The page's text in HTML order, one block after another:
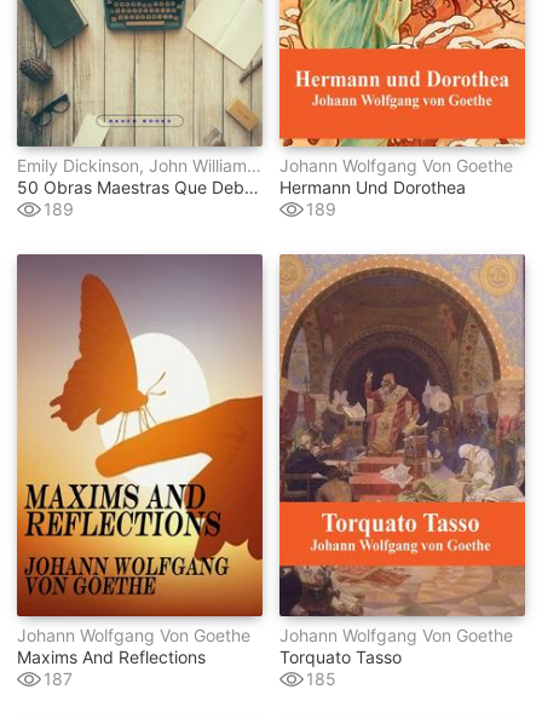
Emily Dickinson, John William Polidori, Gaston Leroux, Federico García Lorca, Stefan Zweig, E.t.a. Hoffmann, Lyman Frank Baum, Wilkie Collins, Julio Verne, Antoine De Saint-Exupéry, Marco Polo, Benito Pérez Galdós, Publio Virgilio Marón, Francis Scott Fitzgerald, Mark Twain, Jules Verne, Thomas Hardy, Gustave Flaubert, Henry James, Lewis Carroll, Charles Dickens, Johann Wolfgang Von Goethe, Edith Wharton, Washington Irving, Louisa May Alcott, Sir Walter Scott, Edgar Rice Burroughs, René Descartes, H.g. Wells, Mary Wollstonecraft, Emilio Salgari, Jane Austen, Emily Bront&#235, Dante Alighieri, Alexandre Dumas, H.p. Lovecraft, Lucy Maud Montgomery, Ambrose Bierce, Franz Kafka, James Joyce
50 Obras Maestras Que Debes Leer Antes De Morir
189
Johann Wolfgang Von Goethe
Hermann Und Dorothea
189
Johann Wolfgang Von Goethe
Maxims And Reflections
187
Johann Wolfgang Von Goethe
Torquato Tasso
185